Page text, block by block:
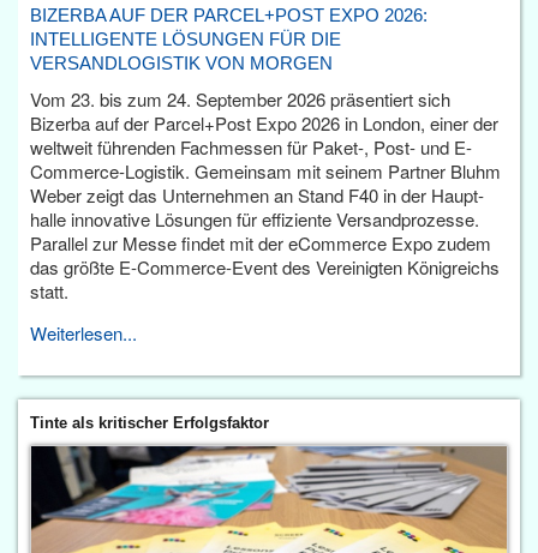
BIZERBA AUF DER PARCEL+POST EXPO 2026:
INTELLIGENTE LÖSUNGEN FÜR DIE
VERSANDLOGISTIK VON MORGEN
Vom 23. bis zum 24. September 2026 präsentiert sich
Bizerba auf der Parcel+Post Expo 2026 in London, einer der
weltweit führenden Fachmessen für Paket-, Post- und E-
Commerce-Logistik. Gemeinsam mit seinem Partner Bluhm
Weber zeigt das Unternehmen an Stand F40 in der Haupt­
halle innovative Lösungen für effiziente Versandprozesse.
Parallel zur Messe findet mit der eCommerce Expo zudem
das größte E-Commerce-Event des Vereinigten Königreichs
statt.
Weiterlesen...
Tinte als kritischer Erfolgsfaktor